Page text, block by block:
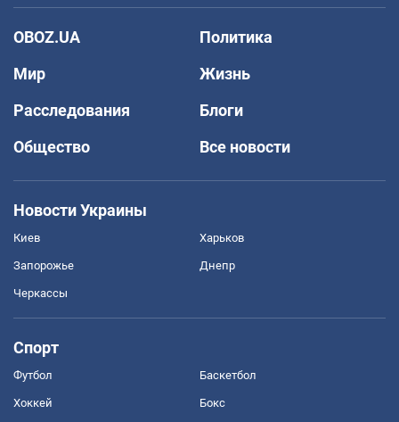
OBOZ.UA
Политика
Мир
Жизнь
Расследования
Блоги
Общество
Все новости
Новости Украины
Киев Харьков
Запорожье Днепр
Черкассы
Спорт
Футбол Баскетбол
Хоккей Бокс